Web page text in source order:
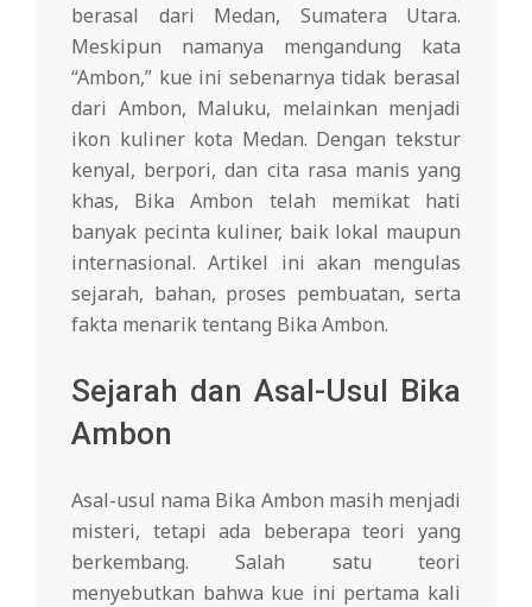
berasal dari Medan, Sumatera Utara.
Meskipun namanya mengandung kata
“Ambon,” kue ini sebenarnya tidak berasal
dari Ambon, Maluku, melainkan menjadi
ikon kuliner kota Medan. Dengan tekstur
kenyal, berpori, dan cita rasa manis yang
khas, Bika Ambon telah memikat hati
banyak pecinta kuliner, baik lokal maupun
internasional. Artikel ini akan mengulas
sejarah, bahan, proses pembuatan, serta
fakta menarik tentang Bika Ambon.
Sejarah dan Asal-Usul Bika
Ambon
Asal-usul nama Bika Ambon masih menjadi
misteri, tetapi ada beberapa teori yang
berkembang. Salah satu teori
menyebutkan bahwa kue ini pertama kali